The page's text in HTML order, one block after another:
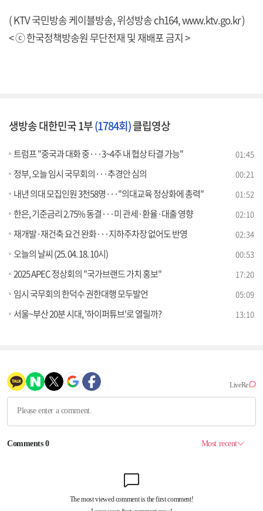
( KTV 국민방송 케이블방송, 위성방송 ch164,www.ktv.go.kr)
< ⓒ 한국정책방송원 무단전재 및 재배포 금지 >
생방송 대한민국 1부(1784회)클립영상
트럼프 "중국과 대화 중···3~4주 내 협상 타결 가능" 01:45
정부, 오늘 임시 국무회의···추경안 심의 00:21
내년 의대 모집인원 3천58명···"의대교육 정상화에 총력" 01:52
한은, 기준금리 2.75% 동결···미 관세·환율·대출 영향 02:10
재개발·재건축 요건 완화···지하주차장 없어도 반영 02:34
오늘의 날씨 (25. 04. 18. 10시) 00:53
2025 APEC 정상회의 "국가브랜드 가치 홍보" 17:20
임시 국무회의 한덕수 권한대행 모두발언 05:09
서울~부산 20분 시대, '하이퍼튜브'로 열릴까? 13:10